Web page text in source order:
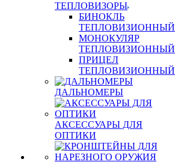
ТЕПЛОВИЗОРЫ
БИНОКЛЬ
ТЕПЛОВИЗИОННЫЙ
МОНОКУЛЯР
ТЕПЛОВИЗИОННЫЙ
ПРИЦЕЛ
ТЕПЛОВИЗИОННЫЙ
ДАЛЬНОМЕРЫ
АКСЕССУАРЫ ДЛЯ
ОПТИКИ